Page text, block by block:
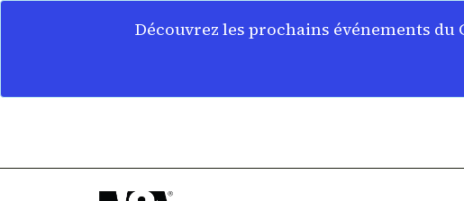
Découvrez les prochains événements